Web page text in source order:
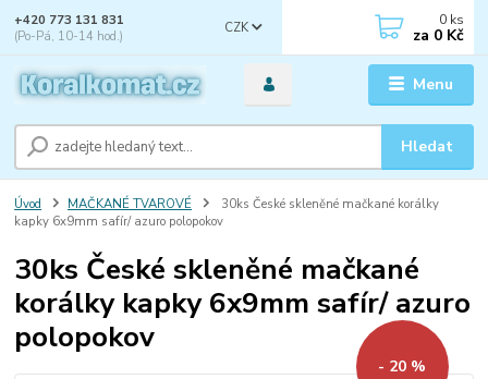
Menu
CZK
Hledat
+420 773 131 831
(Po-Pá, 10-14 hod.)
0 ks
za 0 Kč
Úvod MAČKANÉ TVAROVÉ
30ks České skleněné mačkané korálky
kapky 6x9mm safír/ azuro polopokov
30ks České skleněné mačkané
korálky kapky 6x9mm safír/ azuro
polopokov
- 20 %